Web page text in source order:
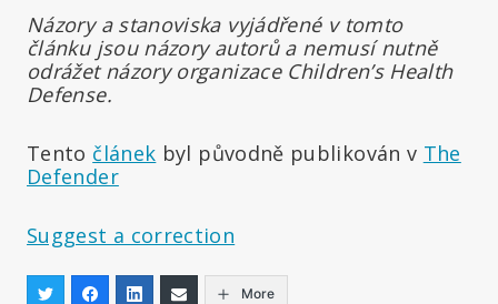
Názory a stanoviska vyjádřené v tomto
článku jsou názory autorů a nemusí nutně
odrážet názory organizace Children’s Health
Defense.
Tento článek byl původně publikován v The
Defender
Suggest a correction
More